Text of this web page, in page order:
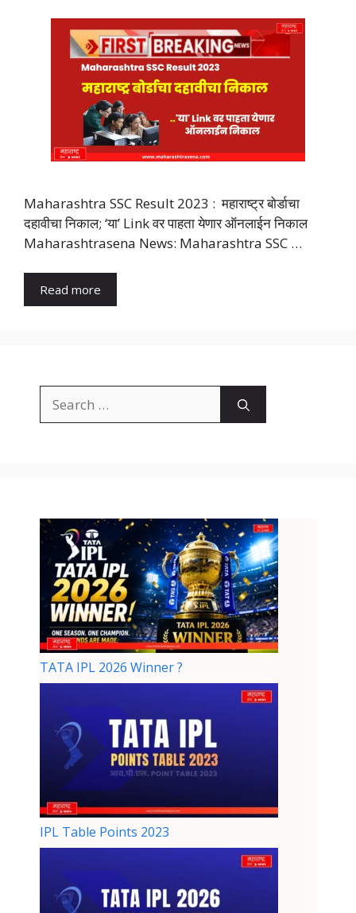
Maharashtra SSC Result 2023 : महाराष्ट्र बोर्डाचा
दहावीचा निकाल; ‘या’ Link वर पाहता येणार ऑनलाईन निकाल
Maharashtrasena News: Maharashtra SSC …
Read more
TATA IPL 2026 Winner ?
IPL Table Points 2023